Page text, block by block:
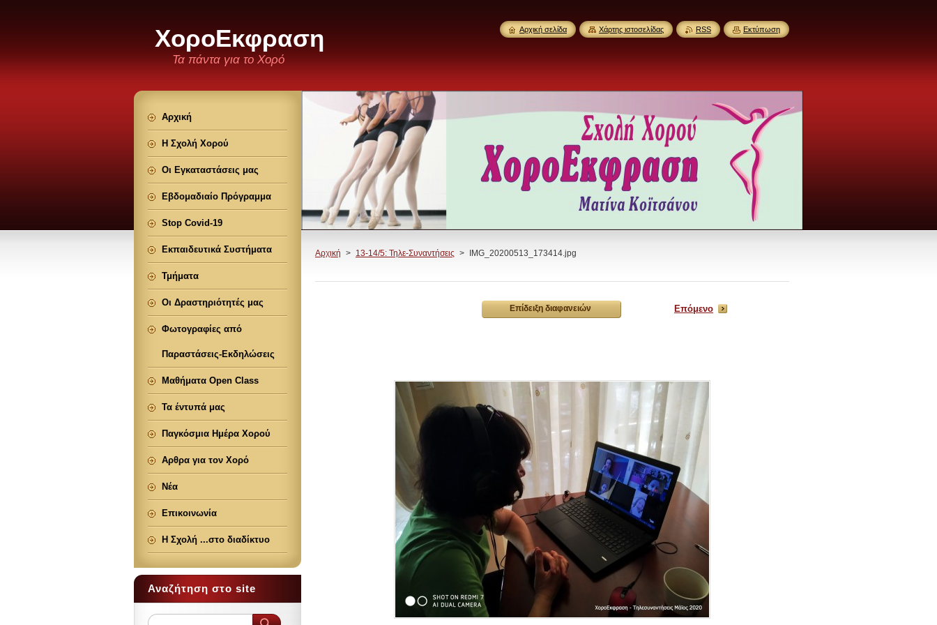
ΧοροΕκφραση
Τα πάντα για το Χορό
Αρχική > 13-14/5: Τηλε-Συναντήσεις > IMG_20200513_173414.jpg
Επίδειξη διαφανειών Επόμενο
Αρχική
Η Σχολή Χορού
Οι Εγκαταστάσεις μας
Εβδομαδιαίο Πρόγραμμα
Stop Covid-19
Εκπαιδευτικά Συστήματα
Τμήματα
Οι Δραστηριότητές μας
Φωτογραφίες από
Παραστάσεις-Εκδηλώσεις
Μαθήματα Open Class
Τα έντυπά μας
Παγκόσμια Ημέρα Χορού
Αρθρα για τον Χορό
Νέα
Επικοινωνία
Η Σχολή ...στο διαδίκτυο
Αναζήτηση στο site
Αρχική σελίδα Χάρτης ιστοσελίδας RSS Εκτύπωση